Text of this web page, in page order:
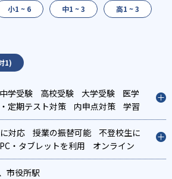
小1 ~ 6 中1 ~ 3 高1 ~ 3
1)
中学受験 高校受験 大学受験
医学
定期テスト対策 内申点対策
学習
総合型選抜(旧AO)対策
推薦入試対
対策 国公立大対策 私大対策
共
英検(英語検定)対策
漢検(漢字検
化対策
英語・英会話特化対策
化対策
対応 授業の振替可能
不登校生に
・タブレットを利用
オンライン
ら受講可能
季節講習のみの受講
子どもに対応
市役所駅